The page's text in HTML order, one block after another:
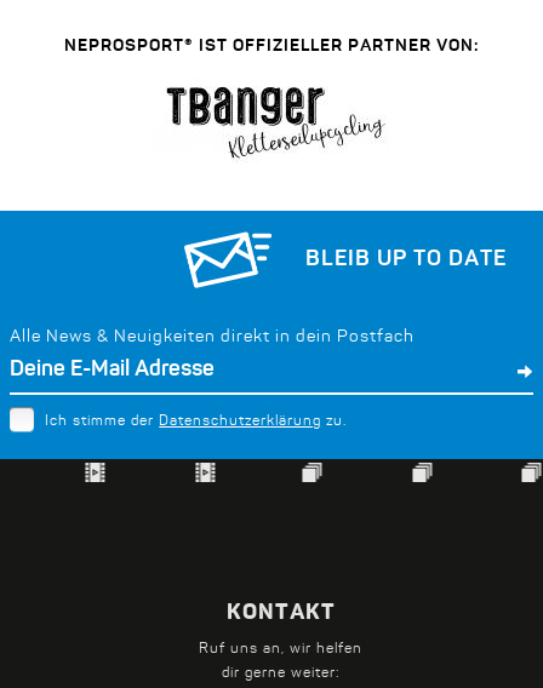
NEPROSPORT® IST OFFIZIELLER PARTNER VON:
BLEIB UP TO DATE
Alle News & Neuigkeiten direkt in dein Postfach
Ich stimme der Datenschutzerklärung zu.
KONTAKT
Ruf uns an, wir helfen
dir gerne weiter: